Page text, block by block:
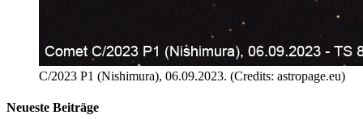
C/2023 P1 (Nishimura), 06.09.2023. (Credits: astropage.eu)
Neueste Beiträge